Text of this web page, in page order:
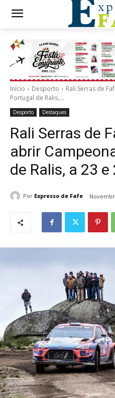
Início Desporto
Rali Serras de
Portugal de Ralis,...
Desporto Destaques
Rali Serras de
abrir
de Ralis, a 23
Por Expresso de Fafe